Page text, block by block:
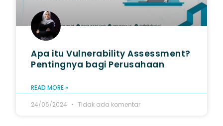
Apa itu Vulnerability Assessment?
Pentingnya bagi Perusahaan
READ MORE »
24/06/2024
Tidak ada komentar